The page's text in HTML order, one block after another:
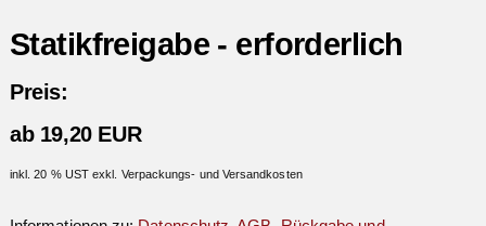
Statikfreigabe - erforderlich
Preis:
ab 19,20 EUR
inkl. 20 % UST exkl. Verpackungs- und Versandkosten